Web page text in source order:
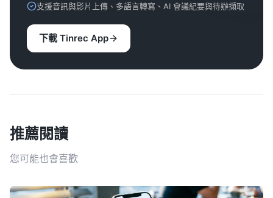
支援音訊與影片上傳、多語言轉寫、AI 會議紀要與待辦擷取
下載 Tinrec App
推薦閱讀
您可能也會喜歡